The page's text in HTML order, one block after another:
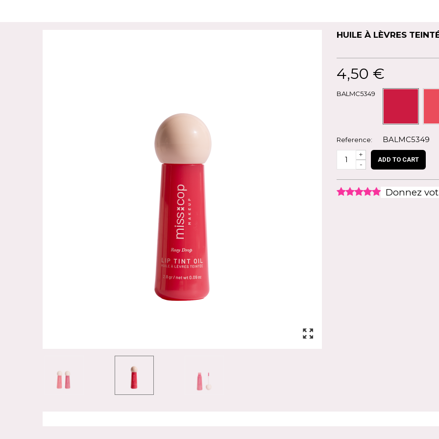
HUILE À LÈVRES
4,50 €
BALMC5349
Reference: BALMC5349
-
+
ADD TO CART
Donnez